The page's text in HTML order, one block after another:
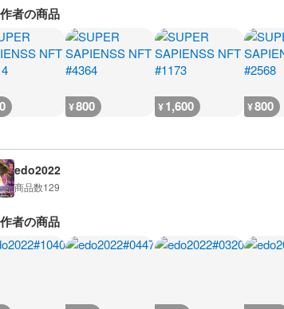
者の商品
¥800 ¥1,600 ¥800
edo2022
商品数129
者の商品